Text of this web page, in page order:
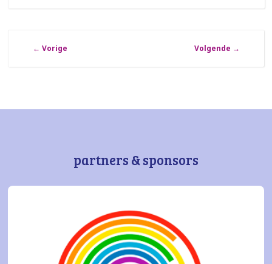
← Vorige Volgende →
partners & sponsors